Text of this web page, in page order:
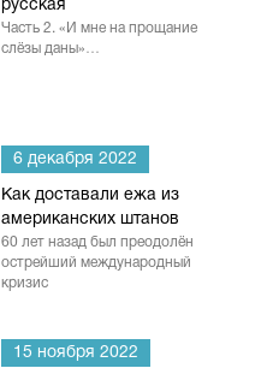
русская
Часть 2. «И мне на прощание
слёзы даны»…
6 декабря 2022
Как доставали ежа из
американских штанов
60 лет назад был преодолён
острейший международный
кризис
15 ноября 2022